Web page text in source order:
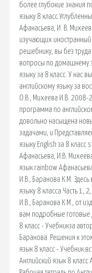
более глубокие знания
языку 8 класс
Афанасьева, И. В.
изучающих
решебнику, вы без
вопросы по домашнему
языку за 8 класс. У нас
английскому языку за
О.В., Михеева И.В. 2008-
программа по
довольно насыщена
задачами, и
языку English за 8 класс
Афанасьева, И.В.
язык rainbow
И.В., Баранова К.М.
языку 8 класса Часть 1,
И.В., Баранова К.М., от
вам подробные готовые
8 класc - Учебникза
Баранова. Решения к
язык 8 класc - Учебник
Английский язык 8